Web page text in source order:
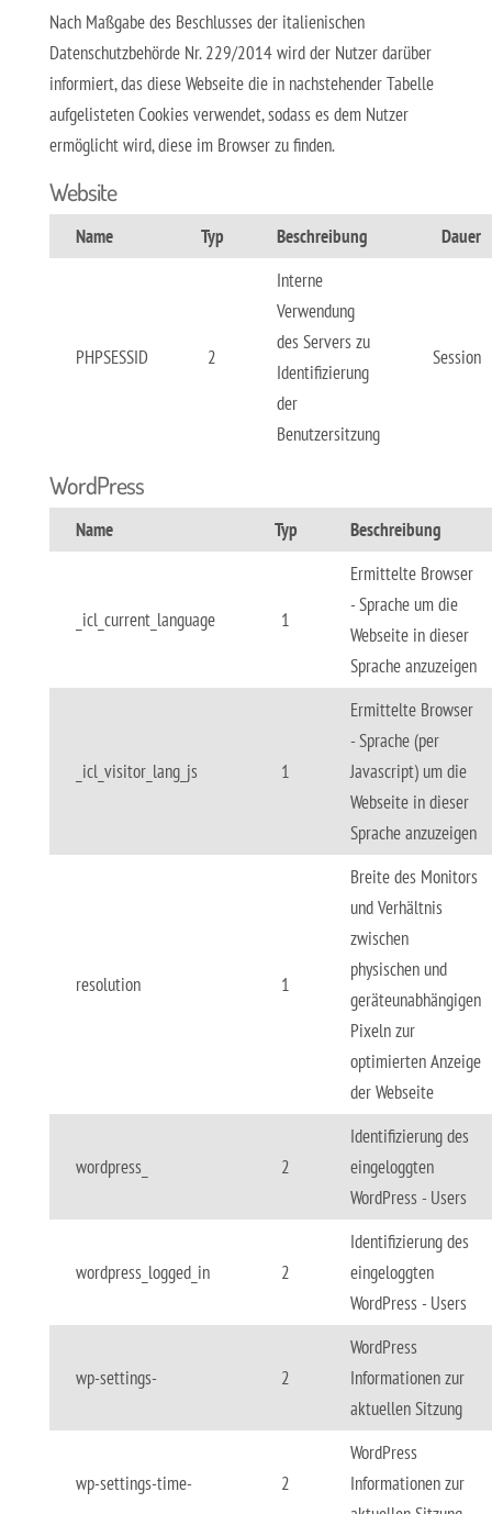
Nach Maßgabe des Beschlusses der italienischen
Datenschutzbehörde Nr. 229/2014 wird der Nutzer darüber
informiert, das diese Webseite die in nachstehender Tabelle
aufgelisteten Cookies verwendet, sodass es dem Nutzer
ermöglicht wird, diese im Browser zu finden.
Website
Name Typ Beschreibung Dauer
PHPSESSID 2
Interne
Verwendung
des Servers zu
Identifizierung
der
Benutzersitzung
Session
WordPress
Name Typ Beschreibung
_icl_current_language 1
Ermittelte Browser
- Sprache um die
Webseite in dieser
Sprache anzuzeigen
_icl_visitor_lang_js 1
Ermittelte Browser
- Sprache (per
Javascript) um die
Webseite in dieser
Sprache anzuzeigen
resolution 1
Breite des Monitors
und Verhältnis
zwischen
physischen und
geräteunabhängigen
Pixeln zur
optimierten Anzeige
der Webseite
wordpress_ 2
Identifizierung des
eingeloggten
WordPress - Users
wordpress_logged_in 2
Identifizierung des
eingeloggten
WordPress - Users
wp-settings- 2
WordPress
Informationen zur
aktuellen Sitzung
wp-settings-time- 2
WordPress
Informationen zur